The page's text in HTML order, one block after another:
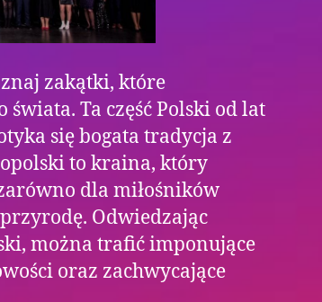
zakątki, które
świata. Ta część Polski od lat
się bogata tradycja z
to kraina, który
dla miłośników
Odwiedzając
można trafić imponujące
oraz zachwycające